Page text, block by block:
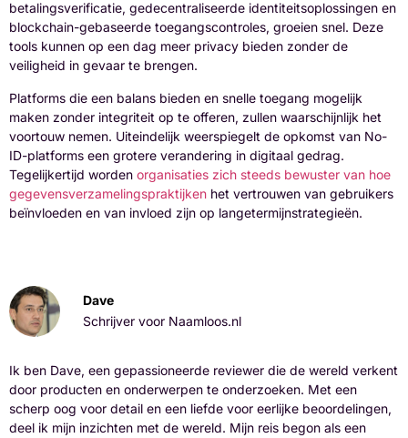
betalingsverificatie, gedecentraliseerde identiteitsoplossingen en
blockchain-gebaseerde toegangscontroles, groeien snel. Deze
tools kunnen op een dag meer privacy bieden zonder de
veiligheid in gevaar te brengen.
Platforms die een balans bieden en snelle toegang mogelijk
maken zonder integriteit op te offeren, zullen waarschijnlijk het
voortouw nemen. Uiteindelijk weerspiegelt de opkomst van No-
ID-platforms een grotere verandering in digitaal gedrag.
Tegelijkertijd worden organisaties zich steeds bewuster van hoe
gegevensverzamelingspraktijken het vertrouwen van gebruikers
beïnvloeden en van invloed zijn op langetermijnstrategieën.
Dave
Schrijver voor Naamloos.nl
Ik ben Dave, een gepassioneerde reviewer die de wereld verkent
door producten en onderwerpen te onderzoeken. Met een
scherp oog voor detail en een liefde voor eerlijke beoordelingen,
deel ik mijn inzichten met de wereld. Mijn reis begon als een